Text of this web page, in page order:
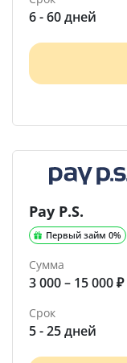
6 - 60 дней
Pay P.S.
Первый займ 0%
Сумма
3 000 – 15 000 ₽
Срок
5 - 25 дней